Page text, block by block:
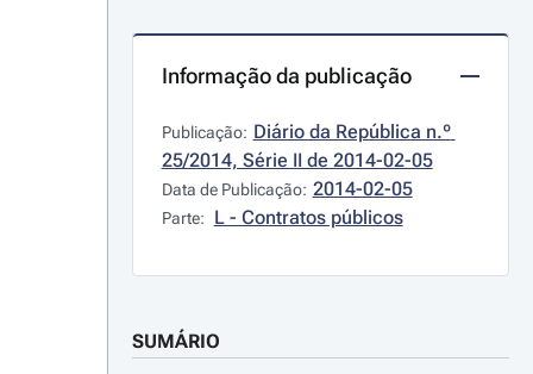
Informação da publicação
Publicação: Diário da República n.º
25/2014, Série II de 2014-02-05
Data de Publicação: 2014-02-05
Parte: L - Contratos públicos
SUMÁRIO